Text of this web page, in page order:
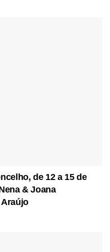
de 12 a 15 de
& Joana